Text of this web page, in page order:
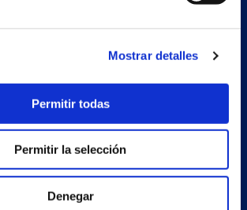
Mostrar detalles
Permitir todas
Permitir la selección
Denegar
68